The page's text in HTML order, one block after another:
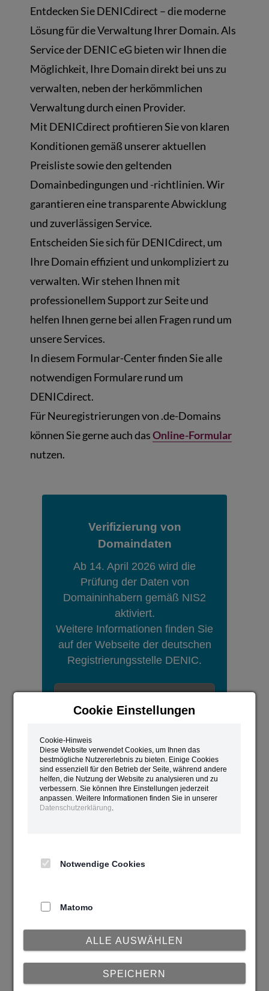
Entdecken Sie DENICdirect – die moderne
Lösung für die Verwaltung Ihrer Domain. Als
Service der DENIC eG bieten wir Ihnen die
Möglichkeit, Ihre Domain direkt bei uns zu
verwalten, neben der herkömmlichen
Verwaltung durch einen Provider.
Mit DENICdirect profitieren Sie von klaren
Konditionen gemäß unserer aktuellen
Preisliste sowie den geltenden
Domainbedingungen und -richtlinien. Wir
garantieren eine transparente Abwicklung
und zuverlässigen Service.
Entscheiden Sie sich für DENICdirect, um
Ihre Domain effizient und unkompliziert zu
verwalten. Wir stehen Ihnen mit
professionellem Support zur Seite und
helfen Ihnen gerne bei allen Fragen rund um
unsere Services.
In diesem Formular-Center finden Sie alle
notwendigen Formulare rund um
DENICdirect.
Für Neuregistrierungen von .de-Domains
können Sie gerne auch dasOnline-Formular
nutzen.
Verifizierung von
Domaindaten
Ab 14. April 2026 wird die
Prüfung der Daten von
Domaininhabern gemäß NIS2
aktiviert.
Weitere Informationen finden Sie
auf der Webseite der deutschen
Registrierungsstelle DENIC.
aufrufen
Das PDF Formular wenn Sie eine neue Domain
beantragen wollen.
ODER
HIER online beantragen
Cookie Einstellungen
Cookie-Hinweis
Diese Website verwendet Cookies, um Ihnen das
bestmögliche Nutzererlebnis zu bieten. Einige Cookies
sind essenziell für den Betrieb der Seite, während andere
helfen, die Nutzung der Website zu analysieren und zu
verbessern. Sie können Ihre Einstellungen jederzeit
anpassen. Weitere Informationen finden Sie in unserer
Datenschutzerklärung.
Notwendige Cookies
Matomo
ALLE AUSWÄHLEN
SPEICHERN